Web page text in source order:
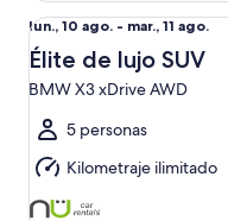
Del
lun.,
10
ago.
al
mar.,
11
ago.
lun., 10 ago. - mar., 11 ago.
Élite de lujo SUV
BMW X3 xDrive AWD
5 personas
Kilometraje ilimitado
Élite de lujo SUV BMW